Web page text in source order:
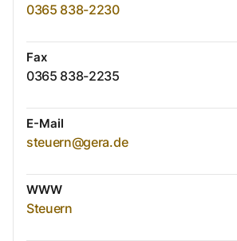
0365 838-2230
Fax
0365 838-2235
E-Mail
steuern@gera.de
WWW
Steuern